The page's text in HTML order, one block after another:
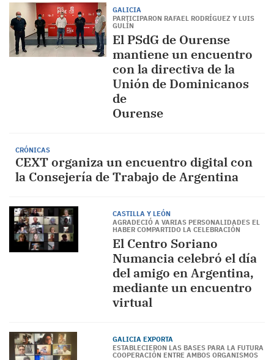
GALICIA
PARTICIPARON RAFAEL RODRÍGUEZ Y LUIS
GULÍN
El PSdG de Ourense
mantiene un encuentro
con la directiva de la
Unión de Dominicanos
de
CRÓNICAS
CEXT organiza un encuentro digital con
la Consejería de Trabajo de Argentina
CASTILLA Y LEÓN
AGRADECIÓ A VARIAS PERSONALIDADES EL
HABER COMPARTIDO LA CELEBRACIÓN
El Centro Soriano
Numancia celebró el día
del amigo en Argentina,
mediante un encuentro
virtual
GALICIA EXPORTA
ESTABLECIERON LAS BASES PARA LA FUTURA
COOPERACIÓN ENTRE AMBOS ORGANISMOS